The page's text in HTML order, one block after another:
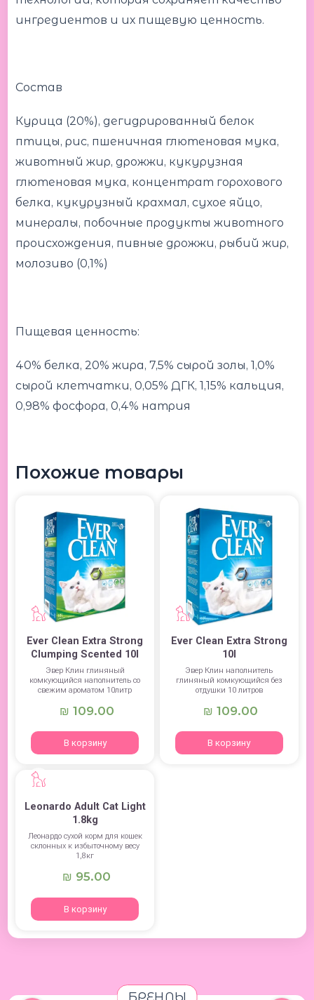
ингредиентов и их пищевую ценность.
Состав
Курица (20%), дегидрированный белок
птицы, рис, пшеничная глютеновая мука,
животный жир, дрожжи, кукурузная
глютеновая мука, концентрат горохового
белка, кукурузный крахмал, сухое яйцо,
минералы, побочные продукты животного
происхождения, пивные дрожжи, рыбий жир,
молозиво (0,1%)
Пищевая ценность:
40% белка, 20% жира, 7,5% сырой золы, 1,0%
сырой клетчатки, 0,05% ДГК, 1,15% кальция,
0,98% фосфора, 0,4% натрия
Похожие товары
Ever Clean Extra Strong
Clumping Scented 10l
Эвер Клин глиняный
комкующийся наполнитель со
свежим ароматом 10литр
₪ 109.00
В корзину
Ever Clean Extra Strong
10l
Эвер Клин наполнитель
глиняный комкующийся без
отдушки 10 литров
₪ 109.00
В корзину
Leonardo Adult Cat Light
1.8kg
Леонардо сухой корм для кошек
склонных к избыточному весу
1,8кг
₪ 95.00
В корзину
БРЕНДЫ